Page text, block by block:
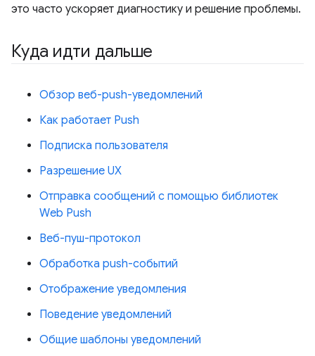
это часто ускоряет диагностику и решение проблемы.
Куда идти дальше
Обзор веб-push-уведомлений
Как работает Push
Подписка пользователя
Разрешение UX
Отправка сообщений с помощью библиотек
Web Push
Веб-пуш-протокол
Обработка push-событий
Отображение уведомления
Поведение уведомлений
Общие шаблоны уведомлений